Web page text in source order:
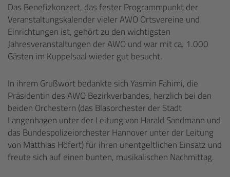
Das Benefizkonzert, das fester Programmpunkt der
Veranstaltungskalender vieler AWO Ortsvereine und
Einrichtungen ist, gehört zu den wichtigsten
Jahresveranstaltungen der AWO und war mit ca. 1.000
Gästen im Kuppelsaal wieder gut besucht.
In ihrem Grußwort bedankte sich Yasmin Fahimi, die
Präsidentin des AWO Bezirkverbandes, herzlich bei den
beiden Orchestern (das Blasorchester der Stadt
Langenhagen unter der Leitung von Harald Sandmann und
das Bundespolizeiorchester Hannover unter der Leitung
von Matthias Höfert) für ihren unentgeltlichen Einsatz und
freute sich auf einen bunten, musikalischen Nachmittag.